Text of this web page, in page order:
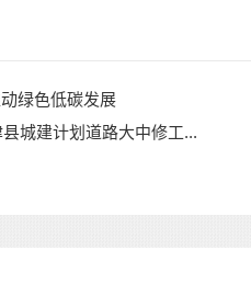
绿色低碳发展
城建计划道路大中修工...